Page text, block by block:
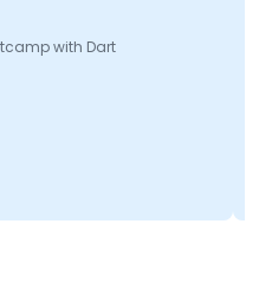
with Dart